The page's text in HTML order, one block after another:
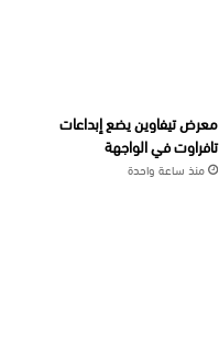
معرض تيفاوين يضع إبداعات
تافراوت في الواجهة
منذ ساعة واحدة